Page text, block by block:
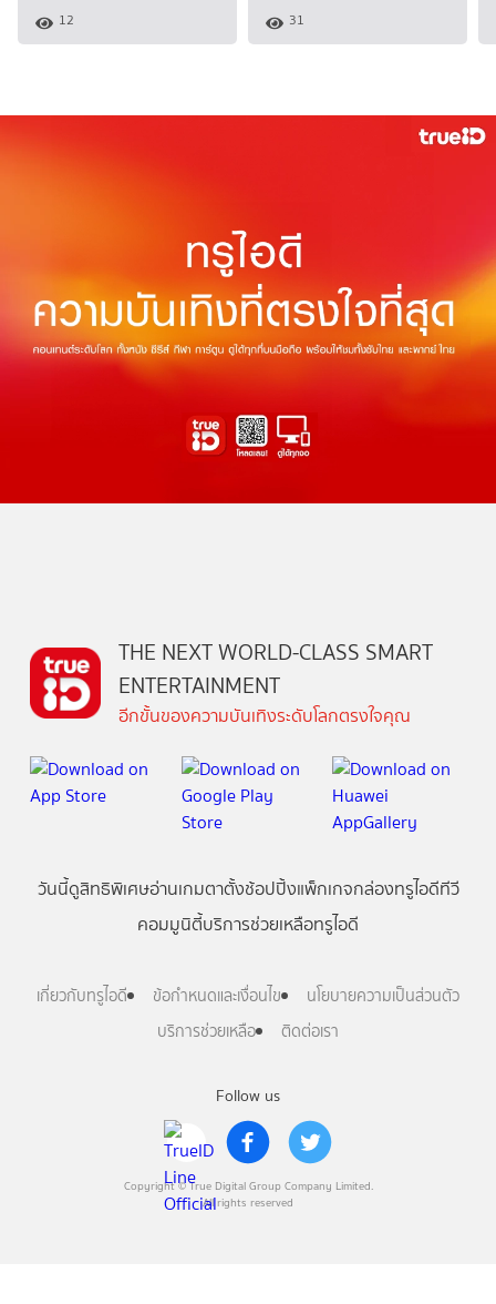
12 31
Follow us
Copyright © True Digital Group Company Limited.
All rights reserved
THE NEXT WORLD-CLASS SMART
ENTERTAINMENT
อีกขั้นของความบันเทิงระดับโลกตรงใจคุณ
วันนี้ดูสิทธิพิเศษอ่านเกมตาตั้งช้อปปิ้งแพ็กเกจกล่องทรูไอดีทีวี
คอมมูนิตี้บริการช่วยเหลือทรูไอดี
เกี่ยวกับทรูไอดี ข้อกำหนดและเงื่อนไข
นโยบายความเป็นส่วนตัว
บริการช่วยเหลือ
ติดต่อเรา